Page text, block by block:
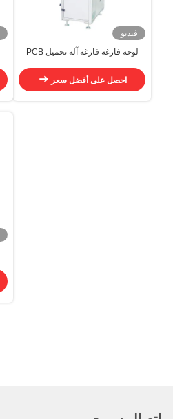
فيديو
لوحة فارغة فارغة آلة تحميل PCB
احصل على أفضل سعر